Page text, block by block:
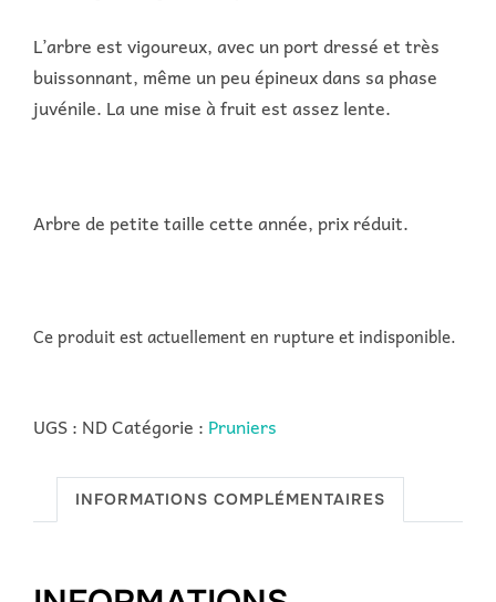
L’arbre est vigoureux, avec un port dressé et très
buissonnant, même un peu épineux dans sa phase
juvénile. La une mise à fruit est assez lente.
Arbre de petite taille cette année, prix réduit.
Ce produit est actuellement en rupture et indisponible.
UGS : NDCatégorie : Pruniers
INFORMATIONS COMPLÉMENTAIRES